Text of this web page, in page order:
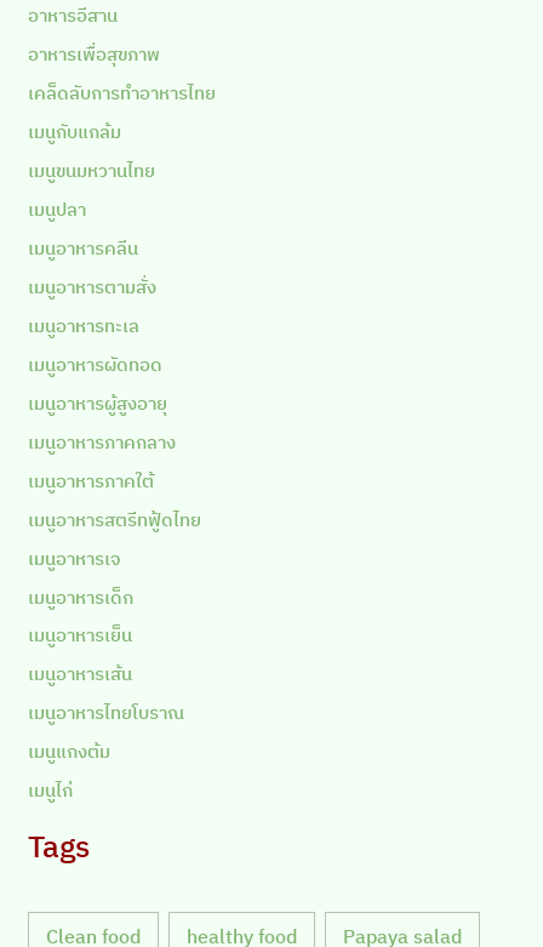
อาหารอีสาน
อาหารเพื่อสุขภาพ
เคล็ดลับการทำอาหารไทย
เมนูกับแกล้ม
เมนูขนมหวานไทย
เมนูปลา
เมนูอาหารคลีน
เมนูอาหารตามสั่ง
เมนูอาหารทะเล
เมนูอาหารผัดทอด
เมนูอาหารผู้สูงอายุ
เมนูอาหารภาคกลาง
เมนูอาหารภาคใต้
เมนูอาหารสตรีทฟู้ดไทย
เมนูอาหารเจ
เมนูอาหารเด็ก
เมนูอาหารเย็น
เมนูอาหารเส้น
เมนูอาหารไทยโบราณ
เมนูแกงต้ม
เมนูไก่
Tags
Clean food healthy food Papaya salad